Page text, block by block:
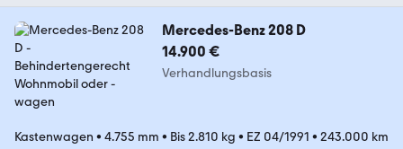
Mercedes-Benz 208 D
14.900 €
Verhandlungsbasis
Kastenwagen • 4.755 mm • Bis 2.810 kg • EZ 04/1991 • 243.000 km